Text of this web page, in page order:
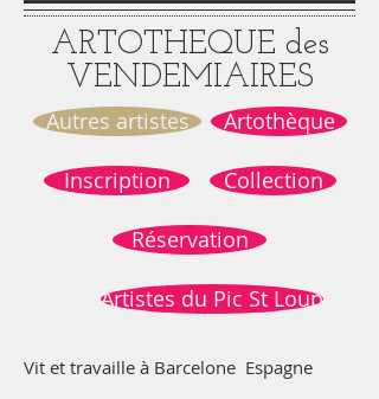
ARTOTHEQUE des
VENDEMIAIRES
Autres artistes
Inscription
Artothèque
Collection
Réservation
Artistes du Pic St Loup
Vit et travaille à Barcelone Espagne